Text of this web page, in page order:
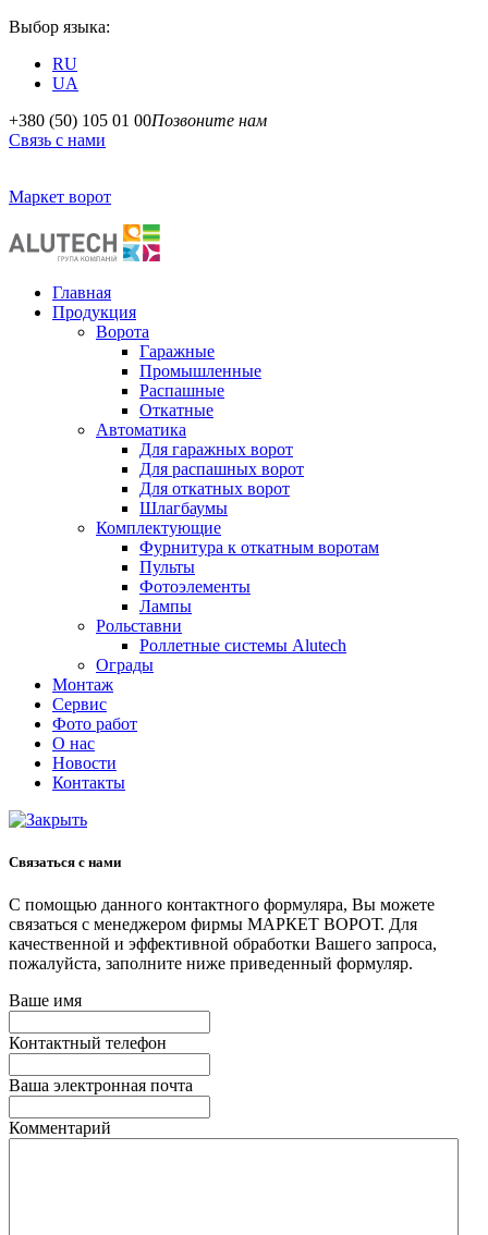
Выбор языка:
RU
UA
+380 (50) 105 01 00Позвоните нам
Связь с нами
Маркет ворот
Главная
Продукция
Ворота
Гаражные
Промышленные
Распашные
Откатные
Автоматика
Для гаражных ворот
Для распашных ворот
Для откатных ворот
Шлагбаумы
Комплектующие
Фурнитура к откатным воротам
Пульты
Фотоэлементы
Лампы
Рольставни
Роллетные системы Alutech
Ограды
Монтаж
Сервис
Фото работ
О нас
Новости
Контакты
Связаться с нами
С помощью данного контактного формуляра, Вы можете
связаться с менеджером фирмы МАРКЕТ ВОРОТ. Для
качественной и эффективной обработки Вашего запроса,
пожалуйста, заполните ниже приведенный формуляр.
Ваше имя
Контактный телефон
Ваша электронная почта
Комментарий